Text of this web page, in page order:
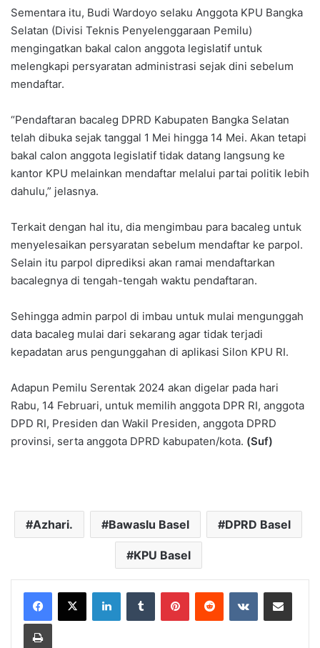
Sementara itu, Budi Wardoyo selaku Anggota KPU Bangka
Selatan (Divisi Teknis Penyelenggaraan Pemilu)
mengingatkan bakal calon anggota legislatif untuk
melengkapi persyaratan administrasi sejak dini sebelum
mendaftar.
“Pendaftaran bacaleg DPRD Kabupaten Bangka Selatan
telah dibuka sejak tanggal 1 Mei hingga 14 Mei. Akan tetapi
bakal calon anggota legislatif tidak datang langsung ke
kantor KPU melainkan mendaftar melalui partai politik lebih
dahulu,” jelasnya.
Terkait dengan hal itu, dia mengimbau para bacaleg untuk
menyelesaikan persyaratan sebelum mendaftar ke parpol.
Selain itu parpol diprediksi akan ramai mendaftarkan
bacalegnya di tengah-tengah waktu pendaftaran.
Sehingga admin parpol di imbau untuk mulai mengunggah
data bacaleg mulai dari sekarang agar tidak terjadi
kepadatan arus pengunggahan di aplikasi Silon KPU RI.
Adapun Pemilu Serentak 2024 akan digelar pada hari
Rabu, 14 Februari, untuk memilih anggota DPR RI, anggota
DPD RI, Presiden dan Wakil Presiden, anggota DPRD
provinsi, serta anggota DPRD kabupaten/kota. (Suf)
Azhari. Bawaslu Basel DPRD Basel
KPU Basel
LinkedInTumblr PinterestReddit VKontakteShare via Email
Print